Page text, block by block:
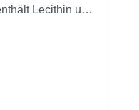
Lecithin und